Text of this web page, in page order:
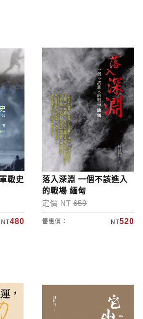
戰史
NT480
落入深淵 一個不該進入
的戰場 緬甸
定價 NT 650
優惠價： NT520